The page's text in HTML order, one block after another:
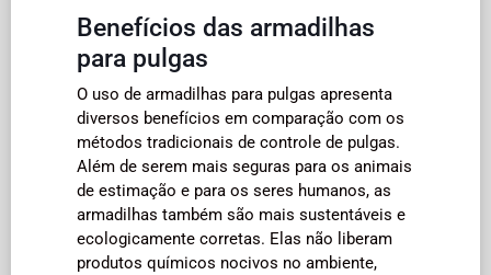
Benefícios das armadilhas
para pulgas
O uso de armadilhas para pulgas apresenta
diversos benefícios em comparação com os
métodos tradicionais de controle de pulgas.
Além de serem mais seguras para os animais
de estimação e para os seres humanos, as
armadilhas também são mais sustentáveis e
ecologicamente corretas. Elas não liberam
produtos químicos nocivos no ambiente,